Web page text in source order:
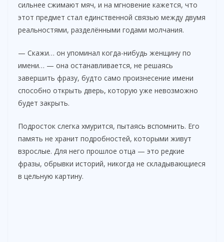
сильнее сжимают мяч, и на мгновение кажется, что
этот предмет стал единственной связью между двумя
реальностями, разделёнными годами молчания.
— Скажи… он упоминал когда-нибудь женщину по
имени… — она останавливается, не решаясь
завершить фразу, будто само произнесение имени
способно открыть дверь, которую уже невозможно
будет закрыть.
Подросток слегка хмурится, пытаясь вспомнить. Его
память не хранит подробностей, которыми живут
взрослые. Для него прошлое отца — это редкие
фразы, обрывки историй, никогда не складывающиеся
в цельную картину.